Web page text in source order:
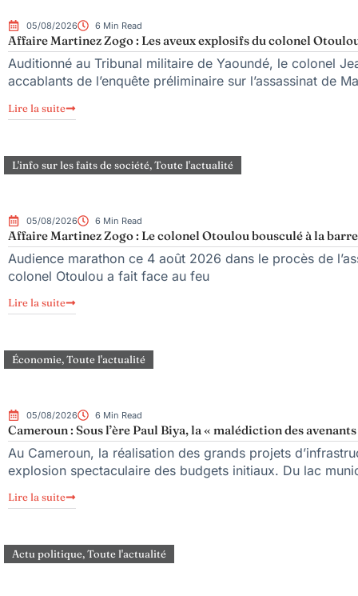
05/08/2026 6 Min Read
Affaire Martinez Zogo : Les aveux explosifs du colonel
Auditionné au Tribunal militaire de Yaoundé, le colonel
accablants de l’enquête préliminaire sur l’assassinat de
Lire la suite
L'info sur les faits de société,Toute l'actualité
05/08/2026 6 Min Read
Affaire Martinez Zogo : Le colonel Otoulou bousculé à la barre
Audience marathon ce 4 août 2026 dans le procès de
colonel Otoulou a fait face au feu
Lire la suite
Économie,Toute l'actualité
05/08/2026 6 Min Read
Cameroun : Sous l’ère Paul Biya, la « malédiction des
Au Cameroun, la réalisation des grands projets
explosion spectaculaire des budgets initiaux. Du lac
Lire la suite
Actu politique,Toute l'actualité